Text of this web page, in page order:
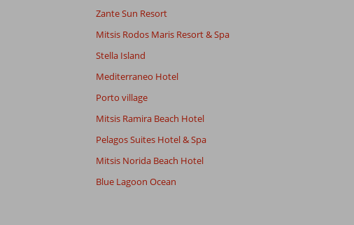
Zante Sun Resort
Mitsis Rodos Maris Resort & Spa
Stella Island
Mediterraneo Hotel
Porto village
Mitsis Ramira Beach Hotel
Pelagos Suites Hotel & Spa
Mitsis Norida Beach Hotel
Blue Lagoon Ocean